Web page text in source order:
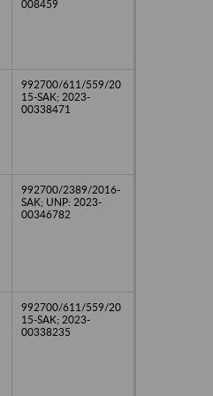
008459
992700/611/559/20
15-SAK; 2023-
00338471
992700/2389/2016-
SAK; UNP: 2023-
00346782
992700/611/559/20
15-SAK; 2023-
00338235